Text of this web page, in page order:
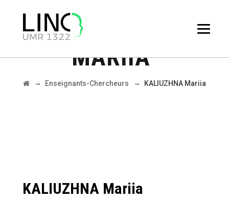
KALIUZHNA
MARIIA
→ Enseignants-Chercheurs → KALIUZHNA Mariia
KALIUZHNA Mariia